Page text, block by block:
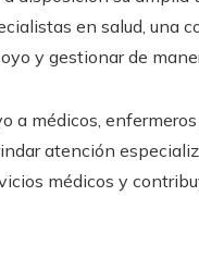
en salud, una
y gestionar de
a médicos,
atención
médicos y